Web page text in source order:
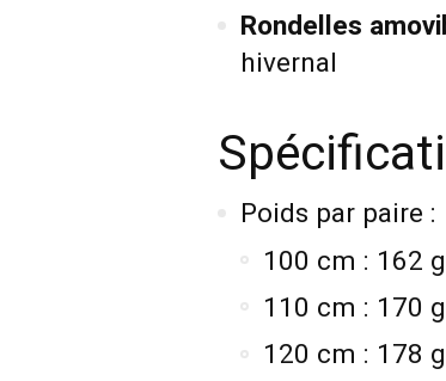
Rondelles
hivernal
Poids par paire :
100 cm : 162 g
110 cm : 170 g
120 cm : 178 g